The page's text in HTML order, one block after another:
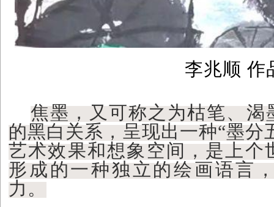
李兆顺 作
焦墨，又可称之为枯笔、渴
的黑白关系，呈现出一种“墨分
艺术效果和想象空间，是上个
形成的一种独立的绘画语言
力。